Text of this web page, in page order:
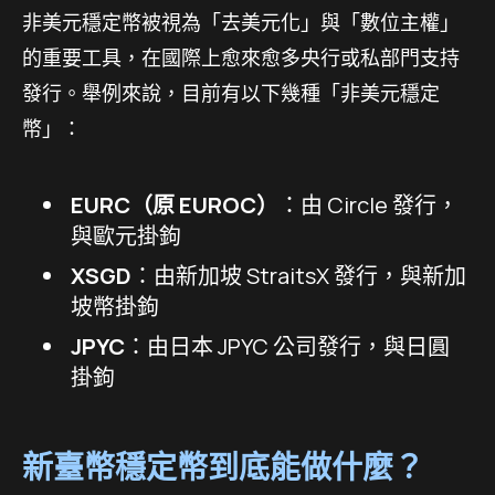
非美元穩定幣被視為「去美元化」與「數位主權」
的重要工具，在國際上愈來愈多央行或私部門支持
發行。舉例來說，目前有以下幾種「非美元穩定
幣」：
EURC（原 EUROC）
：由 Circle 發行，
與歐元掛鉤
XSGD ：由新加坡 StraitsX 發行，與新加
坡幣掛鉤
JPYC ：由日本 JPYC 公司發行，與日圓
掛鉤
新臺幣穩定幣到底能做什麼？